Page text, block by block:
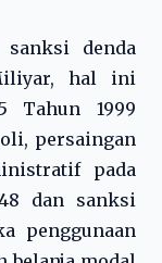
sanksi denda
hal ini
Tahun 1999
persaingan
pada
dan sanksi
penggunaan